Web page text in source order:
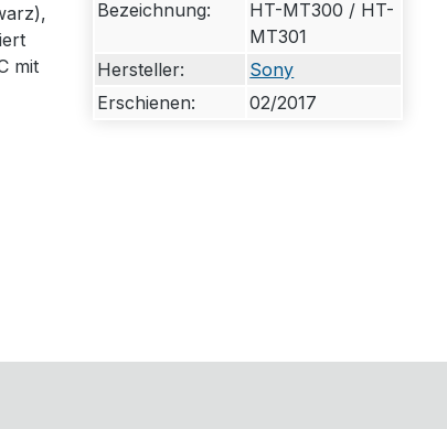
Bezeichnung:
HT-MT300 / HT-
MT301
Hersteller:
Sony
Erschienen:
02/2017
mit